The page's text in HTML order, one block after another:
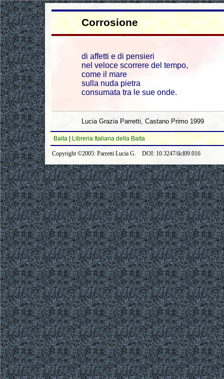
Corrosione
di affetti e di pensieri
nel veloce scorrere del tempo,
come il mare
sulla nuda pietra
consumata tra le sue onde.
Lucia Grazia Parretti, Castano Primo 1999
Baita Libreria Italiana della Baita
Copyright ©2005: Parretti Lucia G. DOI: 10.3247/ilcl09.016